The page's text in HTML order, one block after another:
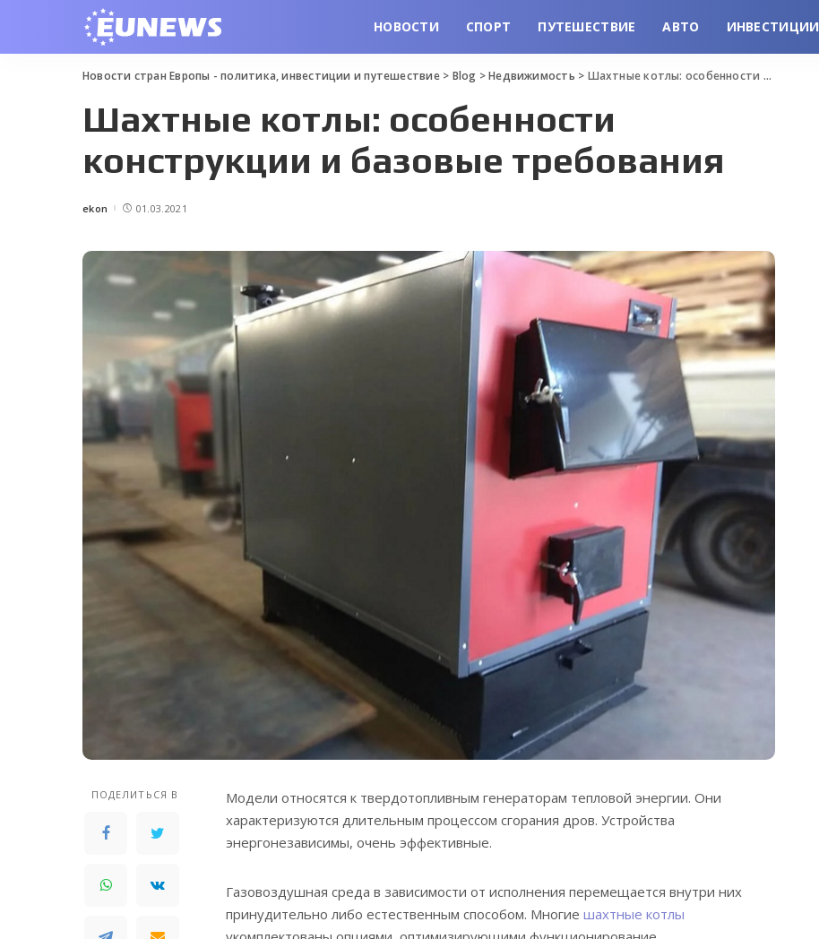
НОВОСТИ СПОРТ ПУТЕШЕСТВИЕ АВТО ИНВЕСТИЦИИ
Новости стран Европы - политика, инвестиции и путешествие> Blog >Недвижимость > Шахтные котлы: особенности конструкции и базовые требования
Шахтные котлы: особенности
конструкции и базовые требования
Posted
ekon 01.03.2021
ПОДЕЛИТЬСЯ В
Модели относятся к твердотопливным генераторам тепловой энергии. Они
характеризуются длительным процессом сгорания дров. Устройства
энергонезависимы, очень эффективные.
Газовоздушная среда в зависимости от исполнения перемещается внутри них
принудительно либо естественным способом. Многие шахтные котлы